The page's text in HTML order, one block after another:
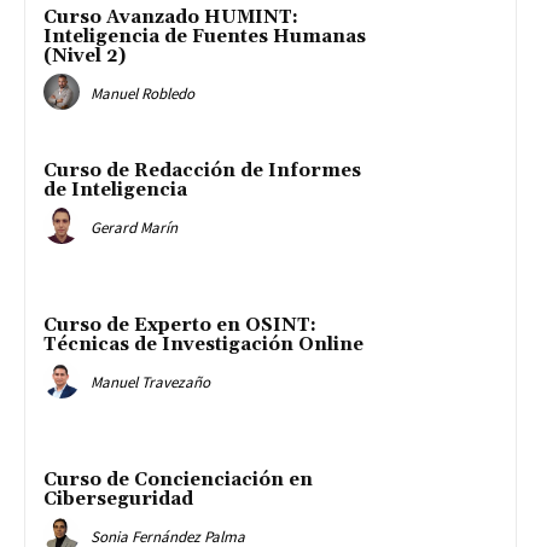
Curso Avanzado HUMINT:
Inteligencia de Fuentes Humanas
(Nivel 2)
Manuel Robledo
Curso de Redacción de Informes
de Inteligencia
Gerard Marín
Curso de Experto en OSINT:
Técnicas de Investigación Online
Manuel Travezaño
Curso de Concienciación en
Ciberseguridad
Sonia Fernández Palma